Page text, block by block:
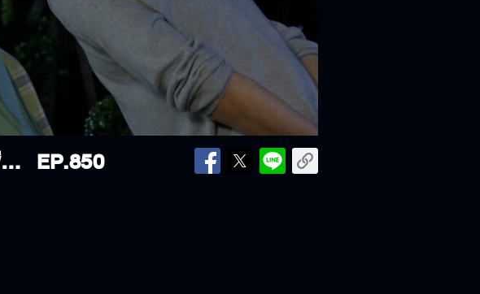
15-08-24 | " เก้า " บอกชัด! จีบ " พีพี " บอกจิ้นไม่ไหว " พรชีวัน " EP.850